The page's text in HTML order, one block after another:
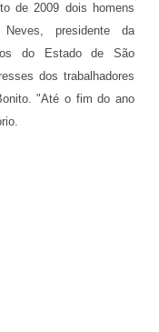
de 2009 dois homens
presidente da
do Estado de São
dos trabalhadores
"Até o fim do ano